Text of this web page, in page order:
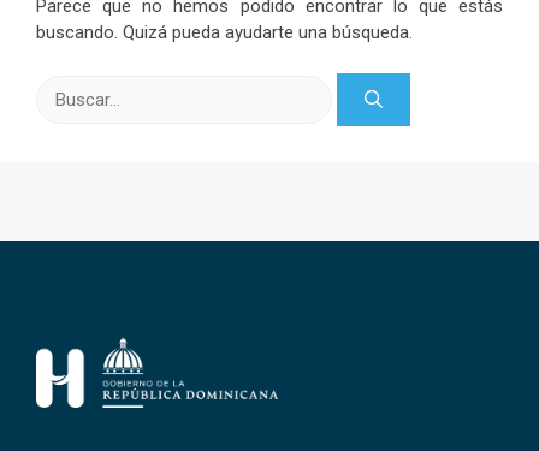
Parece que no hemos podido encontrar lo que estás
buscando. Quizá pueda ayudarte una búsqueda.